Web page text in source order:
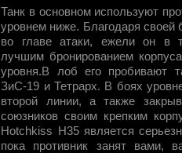
Танк в основном используют
уровнем ниже. Благодаря своей
во главе атаки, ежели он в
лучшим бронированием
уровня.В лоб его пробивают
ЗиС-19 и Тетрарх. В боях
второй линии, а также
союзников своим крепким
Hotchkiss H35 является
пока противник занят вами,